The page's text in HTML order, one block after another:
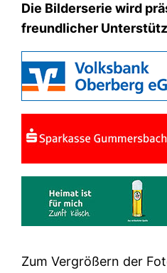
Die Bilderserie wird
freundlicher
Zum Vergrößern der